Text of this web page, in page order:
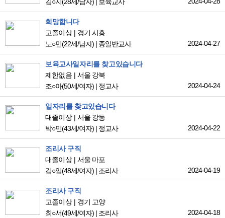
희망합니다
고졸이상
경기 시흥
노○민(22세/남자) | 종일반교사 2024-04-27
보육교사일자리를 찾고있습니다
제한없음
서울 강북
조○아(50세/여자) | 정교사 2024-04-24
일자리를 찾고있습니다
대졸이상
서울 강동
박○민(43세/여자) | 정교사 2024-04-22
조리사 구직
대졸이상
서울 마포
김○임(48세/여자) | 조리사 2024-04-19
조리사 구직
고졸이상
경기 고양
최○서(49세/여자) | 조리사 2024-04-18